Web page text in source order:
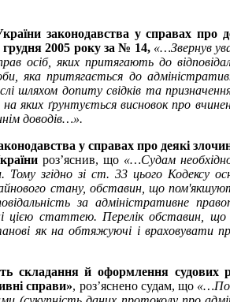
законодавства у справах про
грудня 2005 року за № 14, «…Звернув
осіб, яких притягають до
притягається до
шляхом допиту свідків та
ґрунтується висновок про
доводів…».
у справах про деякі
роз’яснив, що «…Судам
згідно зі ст. 33 цього Кодексу
стану, обставин, що
за адміністративне
статтею. Перелік обставин, що
як на обтяжуючі і враховувати
складання й оформлення
справи», роз’яснено судам, що